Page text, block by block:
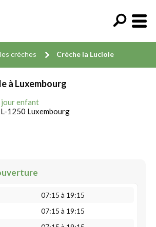
crèches Crèche la Luciole
à Luxembourg
jour enfant
1250 Luxembourg
07:15 à 19:15
07:15 à 19:15